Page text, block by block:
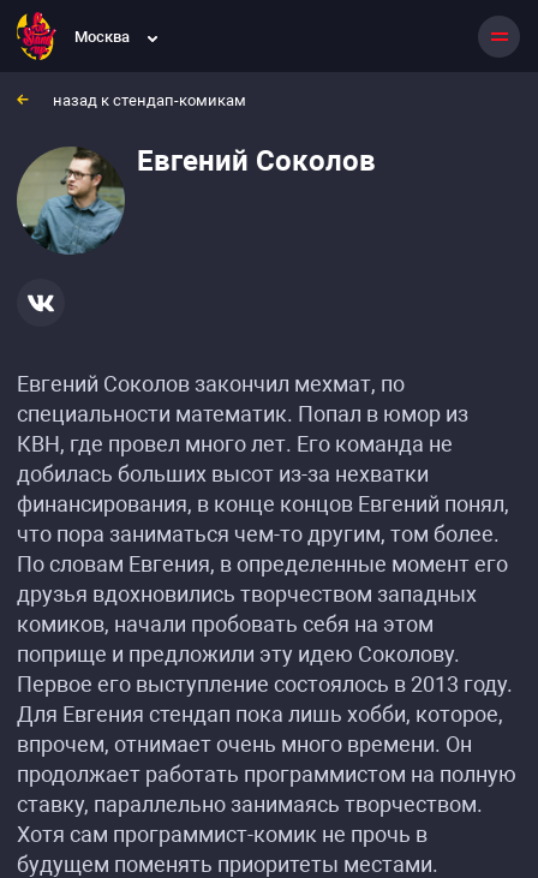
Москва
назад к стендап-комикам
Евгений Соколов
Евгений Соколов закончил мехмат, по
специальности математик. Попал в юмор из
КВН, где провел много лет. Его команда не
добилась больших высот из-за нехватки
финансирования, в конце концов Евгений понял,
что пора заниматься чем-то другим, том более.
По словам Евгения, в определенные момент его
друзья вдохновились творчеством западных
комиков, начали пробовать себя на этом
поприще и предложили эту идею Соколову.
Первое его выступление состоялось в 2013 году.
Для Евгения стендап пока лишь хобби, которое,
впрочем, отнимает очень много времени. Он
продолжает работать программистом на полную
ставку, параллельно занимаясь творчеством.
Хотя сам программист-комик не прочь в
будущем поменять приоритеты местами.